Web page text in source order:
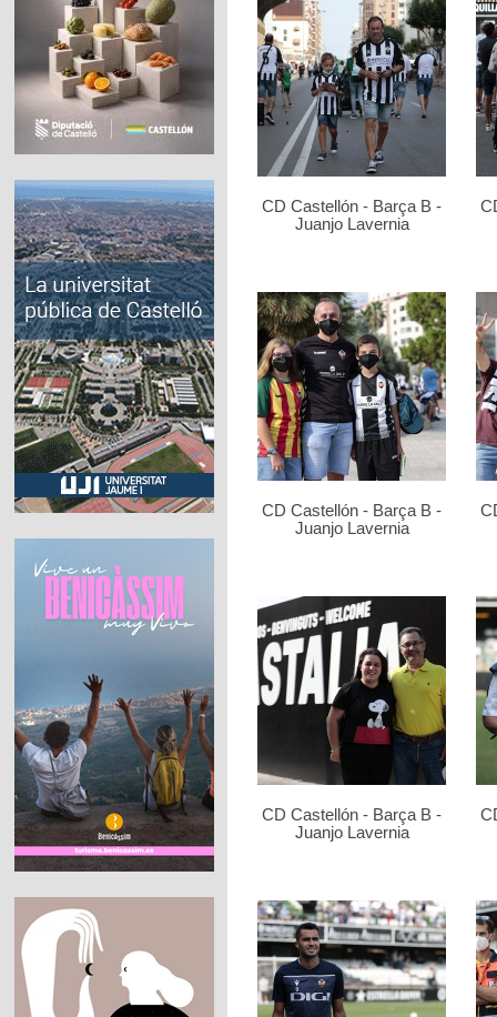
CD Castellón - Barça B -
Juanjo Lavernia
CD Castellón - Barça B -
Juanjo Lavernia
CD Castellón - Barça B -
Juanjo Lavernia